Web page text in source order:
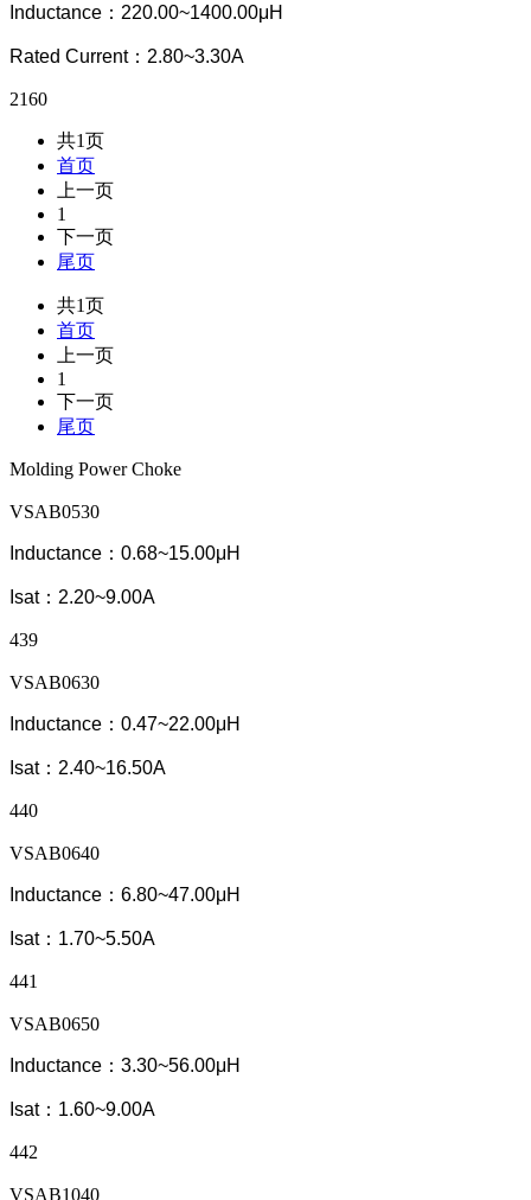
Inductance：220.00~1400.00μH
Rated Current：2.80~3.30A
2160
共1页
首页
上一页
1
下一页
尾页
共1页
首页
上一页
1
下一页
尾页
Molding Power Choke
VSAB0530
Inductance：0.68~15.00μH
Isat：2.20~9.00A
439
VSAB0630
Inductance：0.47~22.00μH
Isat：2.40~16.50A
440
VSAB0640
Inductance：6.80~47.00μH
Isat：1.70~5.50A
441
VSAB0650
Inductance：3.30~56.00μH
Isat：1.60~9.00A
442
VSAB1040